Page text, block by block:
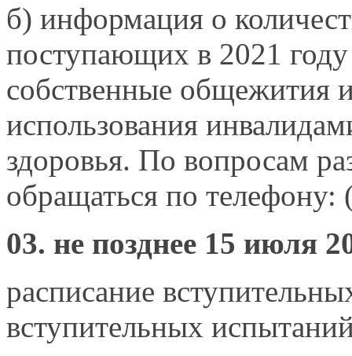
б) информация о
поступающих в 2021
собственные общежития
использования
здоровья. По вопросам
обращаться по телефону:
03. не позднее 15 июля
расписание
вступительных